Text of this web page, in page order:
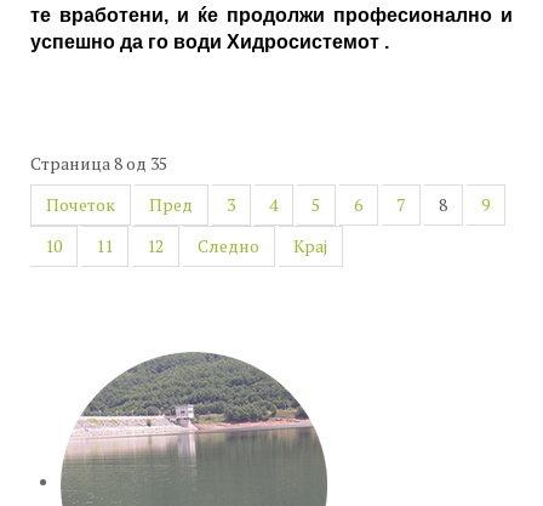
те вработени, и ќе продолжи професионално и
успешно да го води Хидросистемот .
Страница 8 од 35
Почеток
Пред 3 4 5 6 7 8
9
10
11 12 Следно Крај